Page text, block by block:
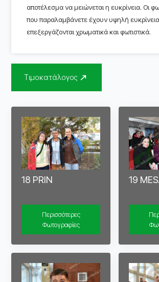
αποτέλεσμα να μειώνεται η ευκρίνεια. Οι
που παραλαμβάνετε έχουν υψηλή
επεξεργάζονται χρωματικά και φωτιστικά.
Τιμοκατάλογος
18 PRIN
Περισσότερες
Φωτογραφίες
19